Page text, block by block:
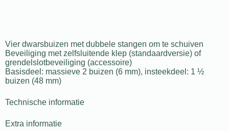
Vier dwarsbuizen met dubbele stangen om te schuiven
Beveiliging met zelfsluitende klep (standaardversie) of
grendelslotbeveiliging (accessoire)
Basisdeel: massieve 2 buizen (6 mm), insteekdeel: 1 ½
buizen (48 mm)
Technische informatie
Extra informatie